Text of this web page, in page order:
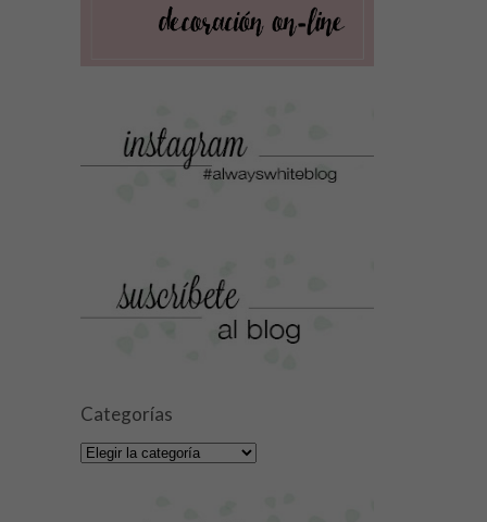
Categorías
Categorías